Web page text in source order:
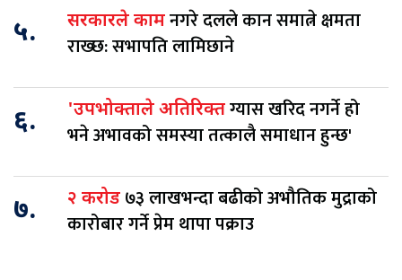
५. सरकारले कामनगरे दलले कान समात्ने क्षमता
राख्छ: सभापति लामिछाने
६. 'उपभोक्ताले अतिरिक्तग्यास खरिद नगर्ने हो
भने अभावको समस्या तत्कालै समाधान हुन्छ'
७. २ करोड ७३ लाखभन्दा बढीको अभौतिक मुद्राको
कारोबार गर्ने प्रेम थापा पक्राउ